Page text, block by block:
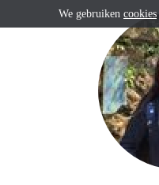
We gebruiken cookies